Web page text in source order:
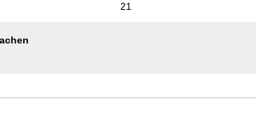
21